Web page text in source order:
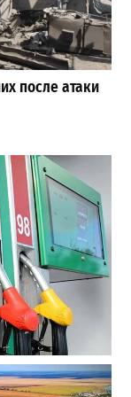
после атаки
на АЗС